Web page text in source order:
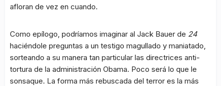
afloran de vez en cuando.
Como epílogo, podríamos imaginar al Jack Bauer de 24
haciéndole preguntas a un testigo magullado y maniatado,
sorteando a su manera tan particular las directrices anti-
tortura de la administración Obama. Poco será lo que le
sonsaque. La forma más rebuscada del terror es la más